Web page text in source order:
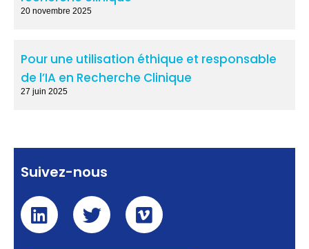
20 novembre 2025
Pour une utilisation éthique et responsable
de l’IA en Recherche Clinique
27 juin 2025
Suivez-nous